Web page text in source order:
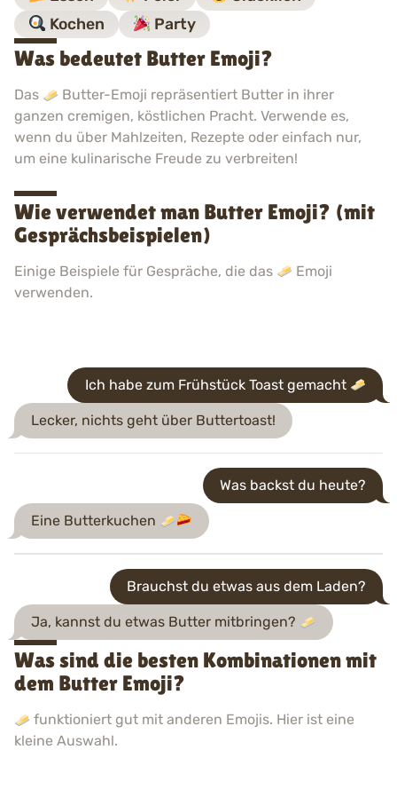
Kochen
Party
Was bedeutet Butter Emoji?
Das
Butter-Emoji repräsentiert Butter in ihrer
ganzen cremigen, köstlichen Pracht. Verwende es,
wenn du über Mahlzeiten, Rezepte oder einfach nur,
um eine kulinarische Freude zu verbreiten!
Wie verwendet man Butter Emoji? (mit
Gesprächsbeispielen)
Einige Beispiele für Gespräche, die das
Emoji
verwenden.
Ich habe zum Frühstück Toast gemacht
Lecker, nichts geht über Buttertoast!
Was backst du heute?
Eine Butterkuchen
Brauchst du etwas aus dem Laden?
Ja, kannst du etwas Butter mitbringen?
Was sind die besten Kombinationen mit
dem Butter Emoji?
funktioniert gut mit anderen Emojis. Hier ist eine
kleine Auswahl.